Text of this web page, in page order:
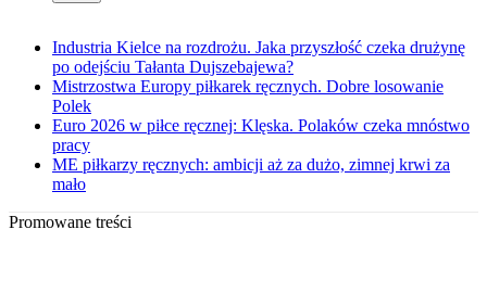
Industria Kielce na rozdrożu. Jaka przyszłość czeka drużynę
po odejściu Tałanta Dujszebajewa?
Mistrzostwa Europy piłkarek ręcznych. Dobre losowanie
Polek
Euro 2026 w piłce ręcznej: Klęska. Polaków czeka mnóstwo
pracy
ME piłkarzy ręcznych: ambicji aż za dużo, zimnej krwi za
mało
Promowane treści